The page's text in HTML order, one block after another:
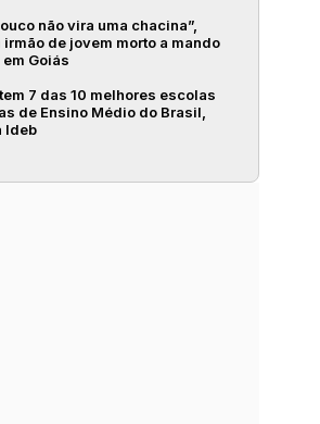
não vira uma chacina”,
irmão de jovem morto a mando
Goiás
7 das 10 melhores escolas
de Ensino Médio do Brasil,
Ideb